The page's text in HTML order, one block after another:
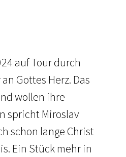
auf Tour durch
Gottes Herz. Das
wollen ihre
spricht Miroslav
schon lange Christ
Ein Stück mehr in